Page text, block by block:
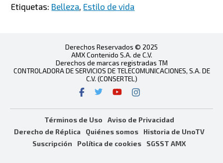
Etiquetas: Belleza, Estilo de vida
Derechos Reservados © 2025
AMX Contenido S.A. de C.V.
Derechos de marcas registradas TM
CONTROLADORA DE SERVICIOS DE TELECOMUNICACIONES, S.A. DE
C.V. (CONSERTEL)
Términos de Uso
Aviso de Privacidad
Derecho de Réplica
Quiénes somos
Historia de UnoTV
Suscripción
Política de cookies SGSST AMX